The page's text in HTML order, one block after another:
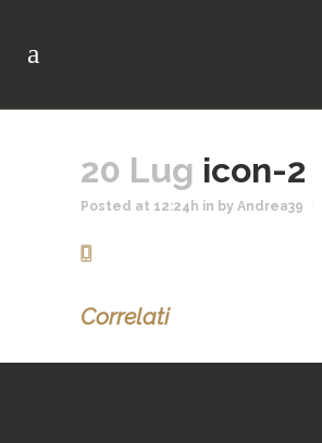
20 Lug icon-2
Posted at 12:24h in by Andrea39
Correlati